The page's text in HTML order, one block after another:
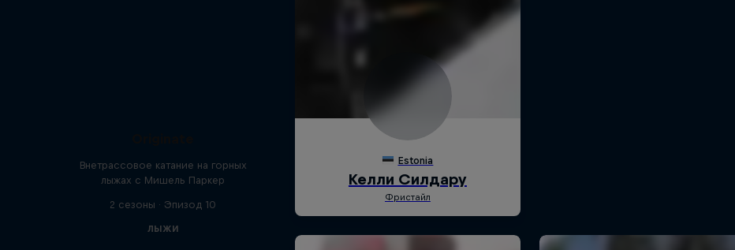
Внетрассовое катание на горных
лыжах с Мишель Паркер
2 сезоны · Эпизод 10
ЛЫЖИ